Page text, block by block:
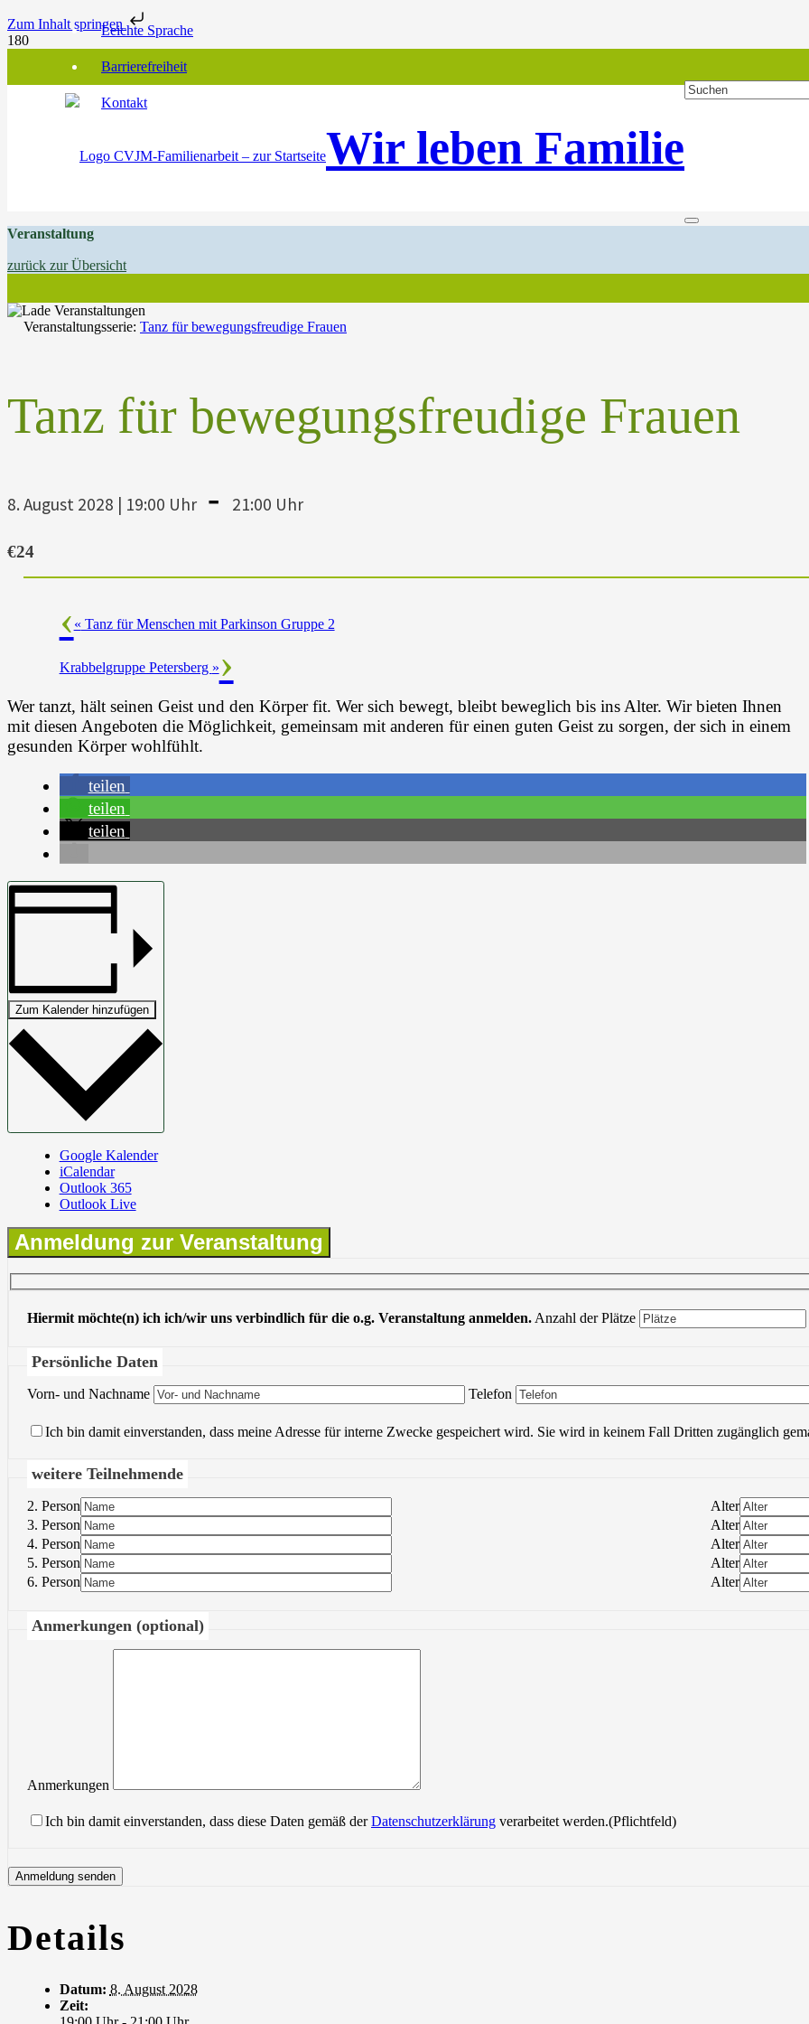
Zum Inhalt springenLeichte Sprache
Barrierefreiheit
Kontakt
Wir leben Familie
Veranstaltung
zurück zur Übersicht
Veranstaltungsserie: Tanz für bewegungsfreudige Frauen
Tanz für bewegungsfreudige Frauen
8. August 2028 | 19:00 Uhr - 21:00 Uhr
€24
« Tanz für Menschen mit Parkinson Gruppe 2
Krabbelgruppe Petersberg »
Wer tanzt, hält seinen Geist und den Körper fit. Wer sich bewegt, bleibt beweglich bis ins Alter. Wir bieten Ihnen
mit diesen Angeboten die Möglichkeit, gemeinsam mit anderen für einen guten Geist zu sorgen, der sich in einem
gesunden Körper wohlfühlt.
teilen
teilen
teilen
Zum Kalender hinzufügen
Google Kalender
iCalendar
Outlook 365
Outlook Live
Anmeldung zur Veranstaltung
Hiermit möchte(n) ich ich/wir uns verbindlich für die o.g. Veranstaltung anmelden. Anzahl der Plätze
Persönliche Daten
Vorn- und Nachname Bitte lasse dieses Feld leer.
Telefon
Ich bin damit einverstanden, dass meine Adresse für interne Zwecke gespeichert wird. Sie wird in keinem Fall Dritten zugänglich
weitere Teilnehmende
2. Person
Alter
3. Person
Alter
4. Person
Alter
5. Person
Alter
6. Person
Alter
Anmerkungen (optional)
Anmerkungen
Ich bin damit einverstanden, dass diese Daten gemäß derDatenschutzerklärung verarbeitet werden.(Pflichtfeld)
Details
Datum: 8. August 2028
Zeit: